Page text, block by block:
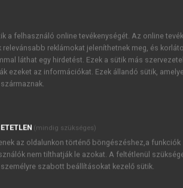
kapcsolatos
megszűnés az átalakulás
és a felszámolásnak
a felhasználó online tevékenységét. Az online
relevánsabb reklámokat jeleníthetnek meg, és
láthat egy hirdetést. Ezek a sütik más
ezeket az információkat. Ezek állandó sütik,
(mindig szükséges)
az oldalunkon történő böngészéshez,a funkciók
nem tilthatják le azokat. A feltétlenül
szabott beállításokat kezelő sütik.